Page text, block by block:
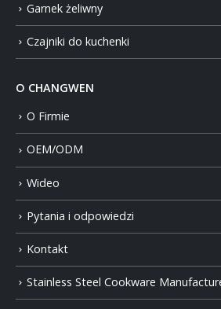
Garnek żeliwny
Czajniki do kuchenki
O CHANGWEN
O Firmie
OEM/ODM
Wideo
Pytania i odpowiedzi
Kontakt
Stainless Steel Cookware